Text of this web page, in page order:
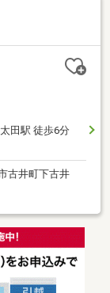
田駅 徒歩6分
古井町下古井